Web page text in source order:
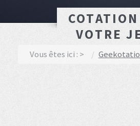
VOTRE
Vous êtes ici :